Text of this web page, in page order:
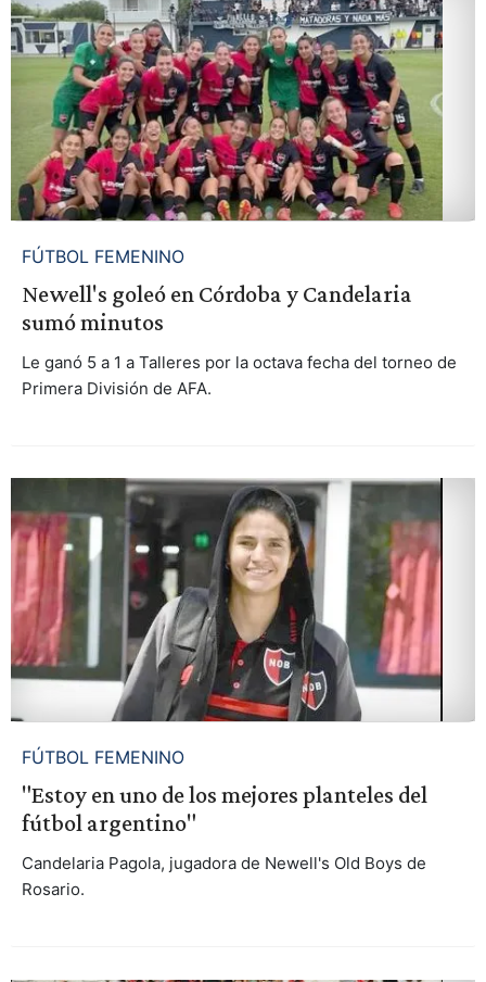
FÚTBOL FEMENINO
Newell's goleó en Córdoba y Candelaria
sumó minutos
Le ganó 5 a 1 a Talleres por la octava fecha del torneo de
Primera División de AFA.
FÚTBOL FEMENINO
"Estoy en uno de los mejores planteles del
fútbol argentino"
Candelaria Pagola, jugadora de Newell's Old Boys de
Rosario.